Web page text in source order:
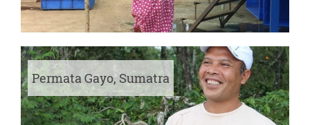
Permata Gayo, Sumatra